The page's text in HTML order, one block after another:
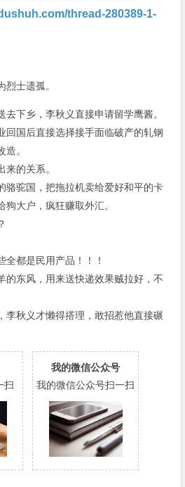
thread-280389-1-
士遗孤。
下乡，李秋义直接申请留学鹰酱。
回国后直接选择接手面临破产的轧钢
。
的关系。
骆驼国，把拖拉机卖给爱好和平的卡
大户，疯狂赚取外汇。
全都是民用产品！！！
的东风，用来送快递效果贼拉好，不
李秋义才懒得搭理，敢招惹他直接碾
扫
我的微信公众号
我的微信公众号扫一扫